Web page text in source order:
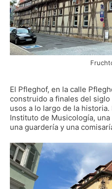
El Pfleghof, en la calle
construido a finales del
usos a lo largo de la
Instituto de Musicología,
una guardería y una